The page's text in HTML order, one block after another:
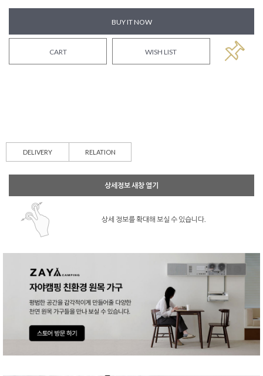
BUY IT NOW
CART WISH LIST
DELIVERY RELATION
상세정보 새창 열기
상세 정보를 확대해 보실 수 있습니다.